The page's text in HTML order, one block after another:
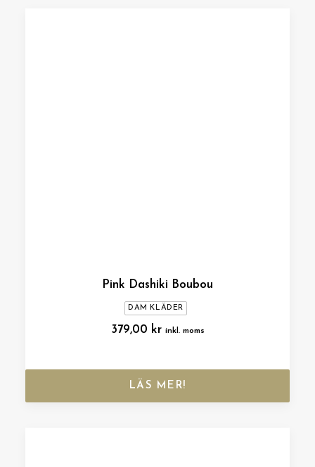
Pink Dashiki Boubou
DAM KLÄDER
379,00 kr inkl. moms
LÄS MER!